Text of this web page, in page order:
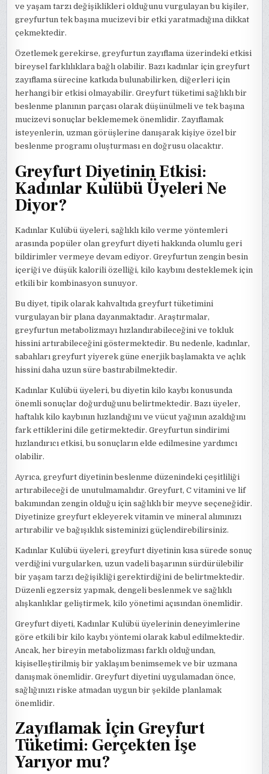
ve yaşam tarzı değişiklikleri olduğunu vurgulayan bu kişiler,
greyfurtun tek başına mucizevi bir etki yaratmadığına dikkat
çekmektedir.
Özetlemek gerekirse, greyfurtun zayıflama üzerindeki etkisi
bireysel farklılıklara bağlı olabilir. Bazı kadınlar için greyfurt
zayıflama sürecine katkıda bulunabilirken, diğerleri için
herhangi bir etkisi olmayabilir. Greyfurt tüketimi sağlıklı bir
beslenme planının parçası olarak düşünülmeli ve tek başına
mucizevi sonuçlar beklememek önemlidir. Zayıflamak
isteyenlerin, uzman görüşlerine danışarak kişiye özel bir
beslenme programı oluşturması en doğrusu olacaktır.
Greyfurt Diyetinin Etkisi:
Kadınlar Kulübü Üyeleri Ne
Diyor?
Kadınlar Kulübü üyeleri, sağlıklı kilo verme yöntemleri
arasında popüler olan greyfurt diyeti hakkında olumlu geri
bildirimler vermeye devam ediyor. Greyfurtun zengin besin
içeriği ve düşük kalorili özelliği, kilo kaybını desteklemek için
etkili bir kombinasyon sunuyor.
Bu diyet, tipik olarak kahvaltıda greyfurt tüketimini
vurgulayan bir plana dayanmaktadır. Araştırmalar,
greyfurtun metabolizmayı hızlandırabileceğini ve tokluk
hissini artırabileceğini göstermektedir. Bu nedenle, kadınlar,
sabahları greyfurt yiyerek güne enerjik başlamakta ve açlık
hissini daha uzun süre bastırabilmektedir.
Kadınlar Kulübü üyeleri, bu diyetin kilo kaybı konusunda
önemli sonuçlar doğurduğunu belirtmektedir. Bazı üyeler,
haftalık kilo kaybının hızlandığını ve vücut yağının azaldığını
fark ettiklerini dile getirmektedir. Greyfurtun sindirimi
hızlandırıcı etkisi, bu sonuçların elde edilmesine yardımcı
olabilir.
Ayrıca, greyfurt diyetinin beslenme düzenindeki çeşitliliği
artırabileceği de unutulmamalıdır. Greyfurt, C vitamini ve lif
bakımından zengin olduğu için sağlıklı bir meyve seçeneğidir.
Diyetinize greyfurt ekleyerek vitamin ve mineral alımınızı
artırabilir ve bağışıklık sisteminizi güçlendirebilirsiniz.
Kadınlar Kulübü üyeleri, greyfurt diyetinin kısa sürede sonuç
verdiğini vurgularken, uzun vadeli başarının sürdürülebilir
bir yaşam tarzı değişikliği gerektirdiğini de belirtmektedir.
Düzenli egzersiz yapmak, dengeli beslenmek ve sağlıklı
alışkanlıklar geliştirmek, kilo yönetimi açısından önemlidir.
Greyfurt diyeti, Kadınlar Kulübü üyelerinin deneyimlerine
göre etkili bir kilo kaybı yöntemi olarak kabul edilmektedir.
Ancak, her bireyin metabolizması farklı olduğundan,
kişiselleştirilmiş bir yaklaşım benimsemek ve bir uzmana
danışmak önemlidir. Greyfurt diyetini uygulamadan önce,
sağlığınızı riske atmadan uygun bir şekilde planlamak
önemlidir.
Zayıflamak İçin Greyfurt
Tüketimi: Gerçekten İşe
Yarıyor mu?